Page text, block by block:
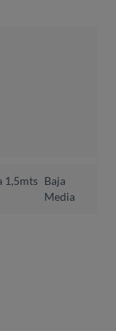
1,5mts Baja
Media